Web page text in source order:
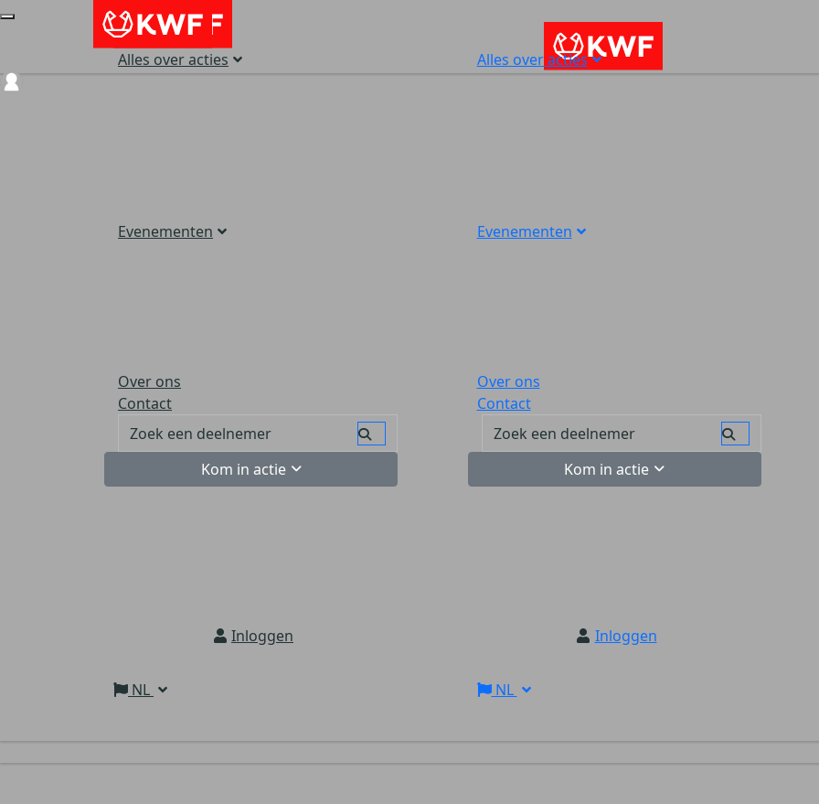
Alles over acties
Evenementen
Over ons
Contact
Kom in actie
Inloggen
NL
Alles over acties
Evenementen
Over ons
Contact
Kom in actie
Inloggen
NL